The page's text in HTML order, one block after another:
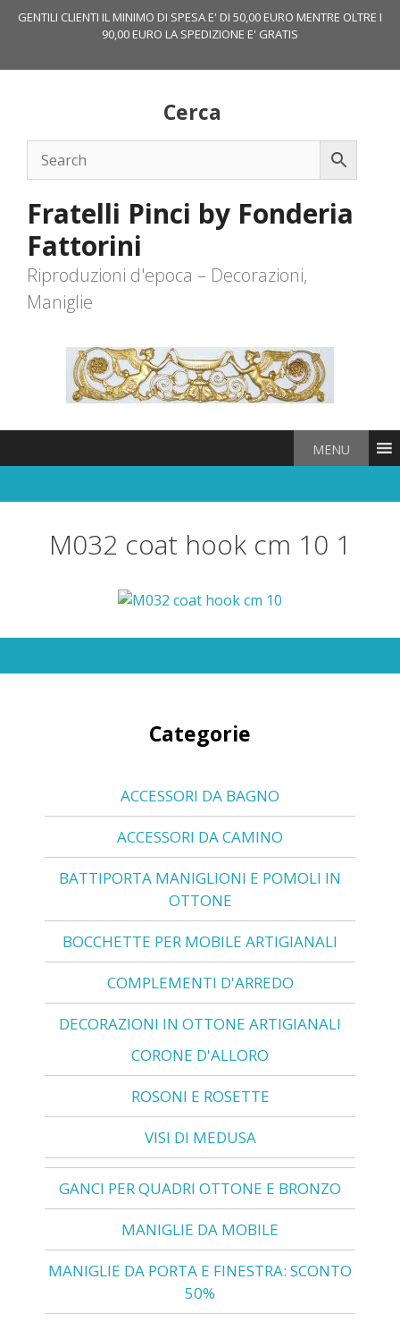
GENTILI CLIENTI IL MINIMO DI SPESA E' DI 50,00 EURO MENTRE OLTRE I
90,00 EURO LA SPEDIZIONE E' GRATIS
Cerca
Fratelli Pinci by Fonderia
Fattorini
Riproduzioni d'epoca – Decorazioni,
Maniglie
MENU
M032 coat hook cm 10 1
Categorie
ACCESSORI DA BAGNO
ACCESSORI DA CAMINO
BATTIPORTA MANIGLIONI E POMOLI IN
OTTONE
BOCCHETTE PER MOBILE ARTIGIANALI
COMPLEMENTI D'ARREDO
DECORAZIONI IN OTTONE ARTIGIANALI
CORONE D'ALLORO
ROSONI E ROSETTE
VISI DI MEDUSA
GANCI PER QUADRI OTTONE E BRONZO
MANIGLIE DA MOBILE
MANIGLIE DA PORTA E FINESTRA: SCONTO
50%